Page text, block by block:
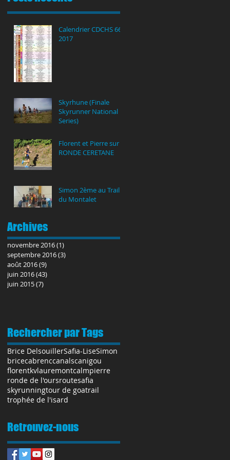
Calendrier CDCHS 66
2017
Skyrhune (Finale
Skyrunner National
Series)
Florent et Pierre sur la
RONDE CERETANE
Simon 2ème au Trail
du Montalet
Archives
novembre 2016(1)
septembre 2016(3)
août 2016(9)
juin 2016(43)
juin 2015(7)
Rechercher par Tags
Brice DelsouillerSafia-LiseSimon
bricecabrenccanalscanigou
florentkvlauremontcalmpierre
ronde de l'oursroutesafia
skyrunningtour de goatrail
trophée de l'isard
Retrouvez-nous